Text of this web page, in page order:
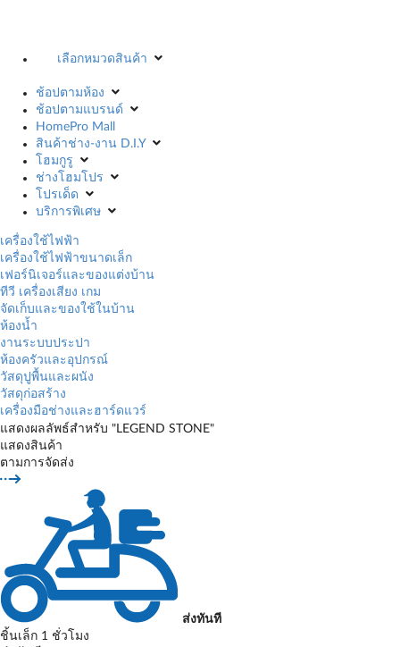
เลือกหมวดสินค้า
ช้อปตามห้อง
ช้อปตามแบรนด์
HomePro Mall
สินค้าช่าง-งาน D.I.Y
โฮมกูรู
ช่างโฮมโปร
โปรเด็ด
บริการพิเศษ
เครื่องใช้ไฟฟ้า
เครื่องใช้ไฟฟ้าขนาดเล็ก
เฟอร์นิเจอร์และของแต่งบ้าน
ทีวี เครื่องเสียง เกม
จัดเก็บและของใช้ในบ้าน
ห้องน้ำ
งานระบบประปา
ห้องครัวและอุปกรณ์
วัสดุปูพื้นและผนัง
วัสดุก่อสร้าง
เครื่องมือช่างและฮาร์ดแวร์
แสดงผลลัพธ์สำหรับ "LEGEND STONE"
แสดงสินค้า
ตามการจัดส่ง
ส่งทันที
ชิ้นเล็ก 1 ชั่วโมง